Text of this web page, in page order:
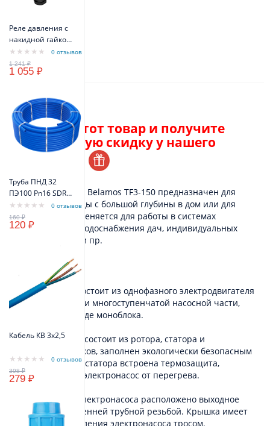
Реле давления с
накидной гайкой
VODOS PM/5 1/4" -
FG 16A(10A) IP44
0 отзывов
1 055 ₽
Труба ПНД 32
ПЭ100 Pn16 SDR11
(синий цвет)
VODOS Standart
0 отзывов
120 ₽
Кабель КВ 3х2,5
0 отзывов
279 ₽
Описание
Закажите этот товар и получите
персональную скидку у нашего
Насос скважинный Belamos TF3-150 предназначен для
подачи чистой воды с большой глубины в дом или для
полива сада. Применяется для работы в системах
автоматического водоснабжения дач, индивидуальных
домов, коттеджей и пр.
Устройство
Беламос TF3-150 состоит из однофазного электродвигателя
переменного тока и многоступенчатой насосной части,
выполненных в виде моноблока.
Электродвигатель состоит из ротора, статора и
шарикоподшипников, заполнен экологически безопасным
маслом. В обмотку статора встроена термозащита,
предохраняющая электронасос от перегрева.
В верхней части электронасоса расположено выходное
отверстие с внутренней трубной резьбой. Крышка имеет
два ушка для крепления электронасоса тросом.